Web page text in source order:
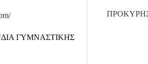
ΓΥΜΝΑΣΤΙΚΗΣ